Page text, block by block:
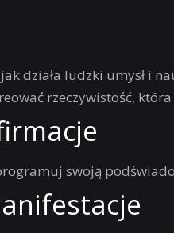
działa ludzki umysł i
rzeczywistość,
swoją